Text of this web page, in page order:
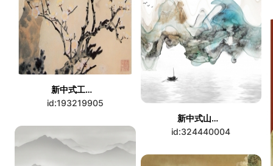
新中式工笔花鸟画
id:193219905
新中式山水壁画
id:324440004